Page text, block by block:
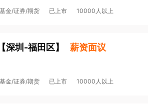
基金/证券/期货 已上市 10000人以上
【深圳-福田区】 薪资面议
基金/证券/期货 已上市 10000人以上